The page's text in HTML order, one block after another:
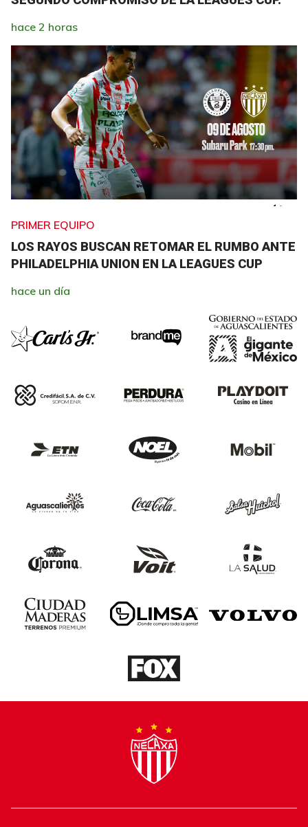
hace 2 horas
PRIMER EQUIPO
LOS RAYOS BUSCAN RETOMAR EL RUMBO ANTE
PHILADELPHIA UNION EN LA LEAGUES CUP
hace un día